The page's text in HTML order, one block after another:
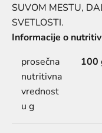
SUVOM MESTU,
SVETLOSTI.
Informacije o
prosečna
nutritivna
vrednost
u g
100